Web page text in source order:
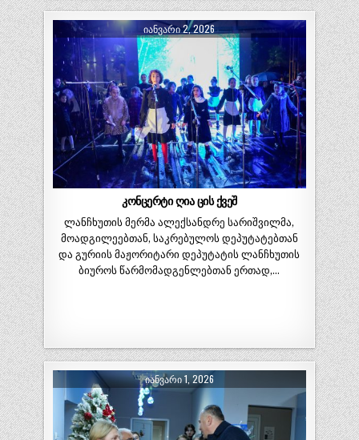
ᲘᲐᲜᲕᲐᲠᲘ 2, 2026
კონცერტი ღია ცის ქვეშ
ლანჩხუთის მერმა ალექსანდრე სარიშვილმა,
მოადგილეებთან, საკრებულოს დეპუტატებთან
და გურიის მაჟორიტარი დეპუტატის ლანჩხუთის
ბიუროს წარმომადგენლებთან ერთად,…
ᲘᲐᲜᲕᲐᲠᲘ 1, 2026